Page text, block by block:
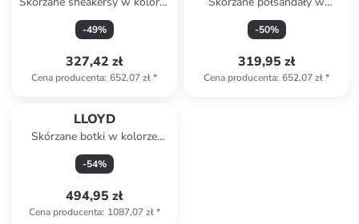
biało-beżowo-czarnym
-49%
327,42 zł
Cena producenta: 652,07 zł*
kolorze srebrnym
-50%
319,95 zł
Cena producenta: 652,07 zł*
LLOYD
Skórzane botki w kolorze
czarnym
-54%
494,95 zł
Cena producenta: 1087,07 zł*